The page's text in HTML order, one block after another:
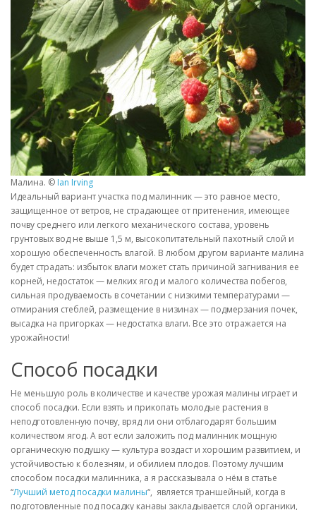
Малина. © Ian Irving
Идеальный вариант участка под малинник — это равное место,
защищенное от ветров, не страдающее от притенения, имеющее
почву среднего или легкого механического состава, уровень
грунтовых вод не выше 1,5 м, высокопитательный пахотный слой и
хорошую обеспеченность влагой. В любом другом варианте малина
будет страдать: избыток влаги может стать причиной загнивания ее
корней, недостаток — мелких ягод и малого количества побегов,
сильная продуваемость в сочетании с низкими температурами —
отмирания стеблей, размещение в низинах — подмерзания почек,
высадка на пригорках — недостатка влаги. Все это отражается на
урожайности!
Способ посадки
Не меньшую роль в количестве и качестве урожая малины играет и
способ посадки. Если взять и прикопать молодые растения в
неподготовленную почву, вряд ли они отблагодарят большим
количеством ягод. А вот если заложить под малинник мощную
органическую подушку — культура воздаст и хорошим развитием, и
устойчивостью к болезням, и обилием плодов. Поэтому лучшим
способом посадки малинника, а я рассказывала о нём в статье
“Лучший метод посадки малины“, является траншейный, когда в
подготовленные под посадку канавы закладывается слой органики,